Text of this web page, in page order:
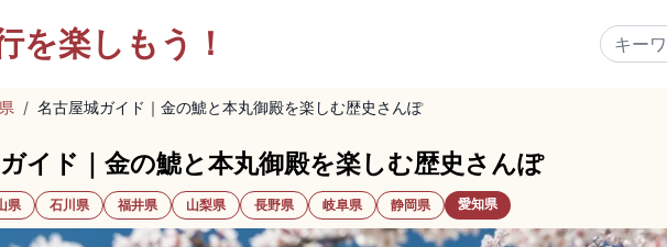
を楽しもう！
/ 名古屋城ガイド｜金の鯱と本丸御殿を楽しむ歴史さんぽ
イド｜金の鯱と本丸御殿を楽しむ歴史さんぽ
県 石川県 福井県 山梨県 長野県 岐阜県 静岡県 愛知県